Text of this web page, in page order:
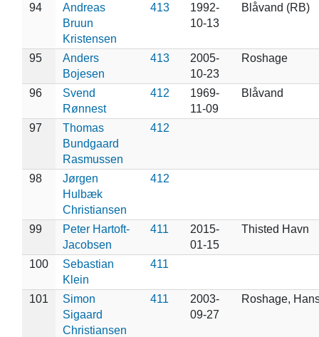
94
Andreas
Bruun
Kristensen
413
1992-
10-13
Blåvand (RB)
95
Anders
Bojesen
413
2005-
10-23
Roshage
96
Svend
Rønnest
412
1969-
11-09
Blåvand
97
Thomas
Bundgaard
Rasmussen
412
98
Jørgen
Hulbæk
Christiansen
412
99
Peter Hartoft-
Jacobsen
411
2015-
01-15
Thisted Havn
100
Sebastian
Klein
411
101
Simon
Sigaard
Christiansen
411
2003-
09-27
Roshage,